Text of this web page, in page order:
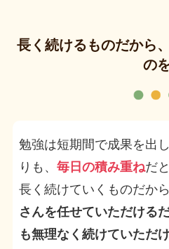
長く続けるものだから
の
勉強は短期間で成果を出
りも、 毎日の積み重ねだ
長く続けていくものだから
さんを任せていただける
も無理なく続けていただ